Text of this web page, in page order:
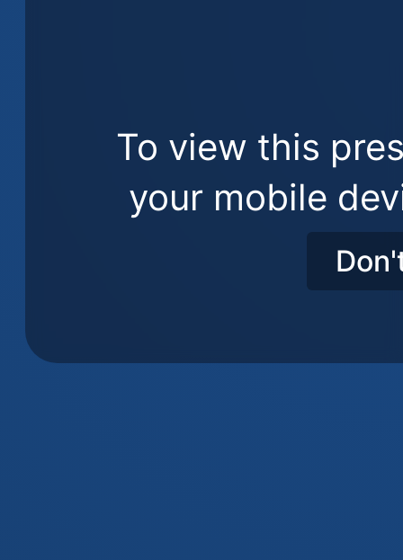
To view this
your mobile